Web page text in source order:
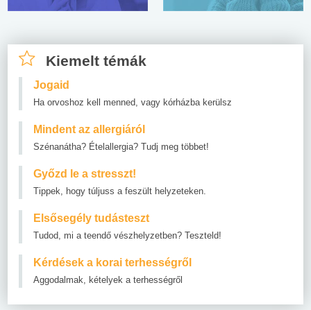
Kiemelt témák
Jogaid
Ha orvoshoz kell menned, vagy kórházba kerülsz
Mindent az allergiáról
Szénanátha? Ételallergia? Tudj meg többet!
Győzd le a stresszt!
Tippek, hogy túljuss a feszült helyzeteken.
Elsősegély tudásteszt
Tudod, mi a teendő vészhelyzetben? Teszteld!
Kérdések a korai terhességről
Aggodalmak, kételyek a terhességről